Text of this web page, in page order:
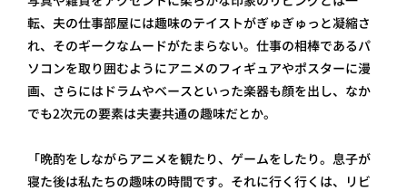
転、夫の仕事部屋には趣味のテイストがぎゅぎゅっと凝縮さ
れ、そのギークなムードがたまらない。仕事の相棒であるパ
ソコンを取り囲むようにアニメのフィギュアやポスターに漫
画、さらにはドラムやベースといった楽器も顔を出し、なか
でも2次元の要素は夫妻共通の趣味だとか。
「晩酌をしながらアニメを観たり、ゲームをしたり。息子が
寝た後は私たちの趣味の時間です。それに行く行くは、リビ